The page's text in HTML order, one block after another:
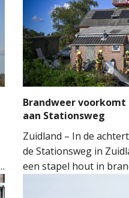
Brandweer
aan Stationsweg
Zuidland – In de
de Stationsweg in
een stapel hout in
snelle inzet van de